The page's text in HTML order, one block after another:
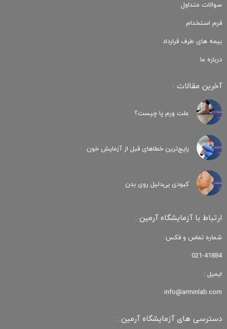
سوالات متداول
فرم استخدام
بیمه های طرف قرارداد
درباره ما
آخرین مقالات :
علت ورم پا چیست؟
رایج‌ترین خطاهای قبل از آزمایش خون
کبودی‌ بی‌دلیل روی بدن
ارتباط با آزمایشگاه آرمین :
شماره تماس و فکس:
021-41884
ایمیل :
info@arminlab.com
دسترسی های آزمایشگاه آرمین :